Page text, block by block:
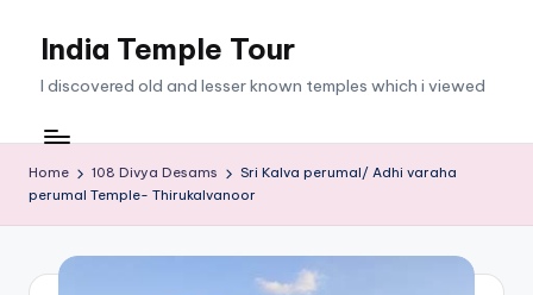
India Temple Tour
I discovered old and lesser known temples which i viewed
Home 108 Divya Desams
Sri Kalva perumal/ Adhi varaha
perumal Temple- Thirukalvanoor